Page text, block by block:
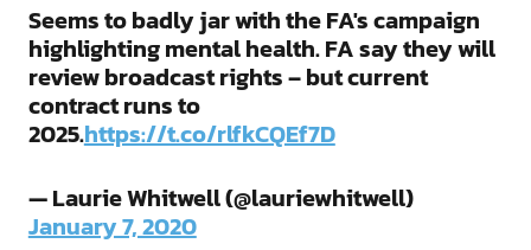
Seems to badly jar with the FA's campaign
highlighting mental health. FA say they will
review broadcast rights – but current
contract runs to
2025.https://t.co/rlfkCQEf7D
— Laurie Whitwell (@lauriewhitwell)
January 7, 2020